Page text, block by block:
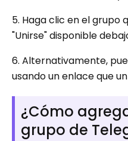
5. Haga clic en el grupo
"Unirse" disponible
6. Alternativamente,
usando un enlace que
¿Cómo
grupo de